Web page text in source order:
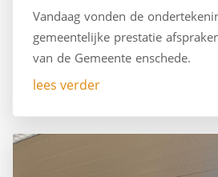
Vandaag vonden de
gemeentelijke prestatie
van de Gemeente enschede.
lees verder